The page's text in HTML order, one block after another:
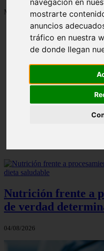
mostrarte
anuncios
tráfico en nuestra
de donde llegan
Mostrando 1 - 24 de 1287 artículos
Contraindicaciones
Nutrición frente a
de verdad
04/08/2026